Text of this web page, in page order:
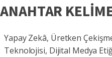
ANAHTAR
Yapay Zekâ, Üretken
Teknolojisi, Dijital Medya